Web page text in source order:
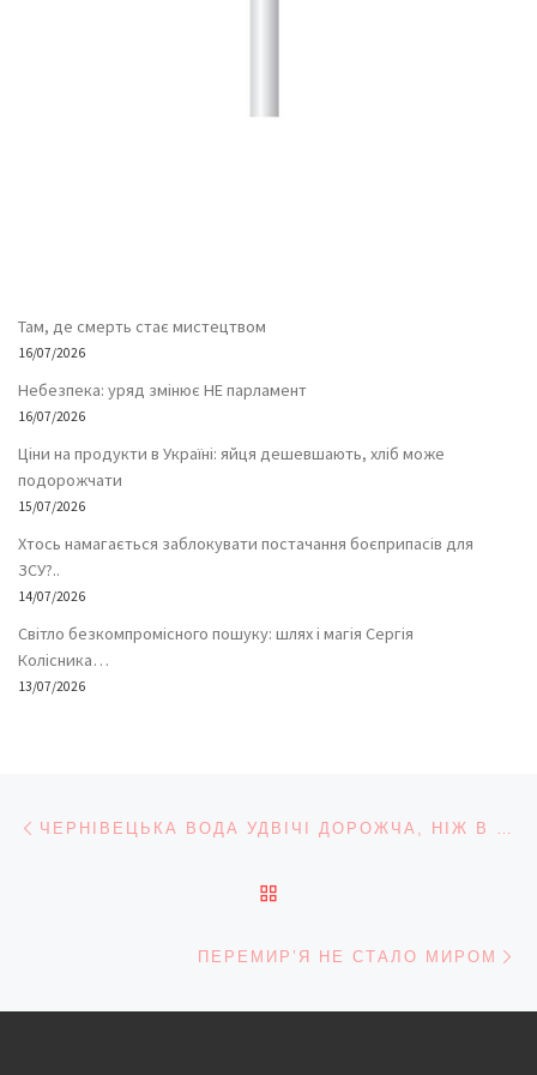
Там, де смерть стає мистецтвом
16/07/2026
Небезпека: уряд змінює НЕ парламент
16/07/2026
Ціни на продукти в Україні: яйця дешевшають, хліб може
подорожчати
15/07/2026
Хтось намагається заблокувати постачання боєприпасів для
ЗСУ?..
14/07/2026
Світло безкомпромісного пошуку: шлях і магія Сергія
Колісника…
13/07/2026
Навігація записів
ПЕРЕМИР’Я НЕ СТАЛО МИРОМ